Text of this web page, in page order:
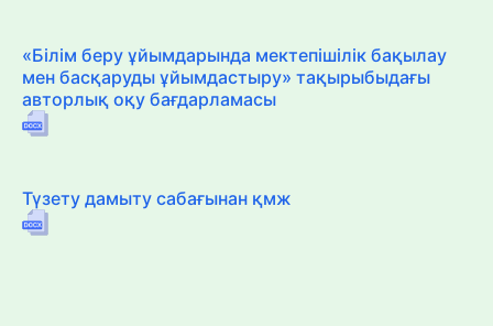
«Білім беру ұйымдарында мектепішілік бақылау
мен басқаруды ұйымдастыру» тақырыбыдағы
авторлық оқу бағдарламасы
Түзету дамыту сабағынан қмж